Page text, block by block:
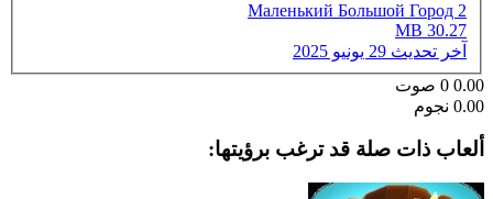
Маленький Большой Город 2
30.27 MB
آخر تحديث 29 يونيو 2025
0.00
0 صوت
0.00 نجوم
ألعاب ذات صلة قد ترغب برؤيتها: